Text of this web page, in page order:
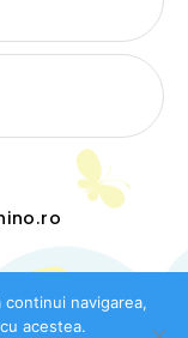
navigarea,
acestea.